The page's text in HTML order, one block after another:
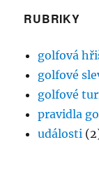
RUBRIKY
golfová
golfové
golfové
pravidla
události